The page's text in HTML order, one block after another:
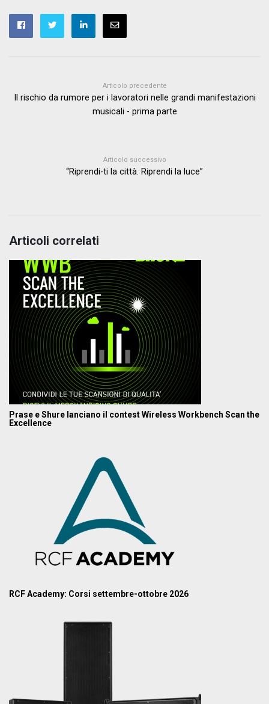
Articolo precedente
Il rischio da rumore per i lavoratori nelle grandi manifestazioni
musicali - prima parte
Articolo successivo
“Riprendi-ti la città. Riprendi la luce”
Articoli correlati
Prase e Shure lanciano il contest Wireless Workbench Scan the
Excellence
RCF Academy: Corsi settembre-ottobre 2026